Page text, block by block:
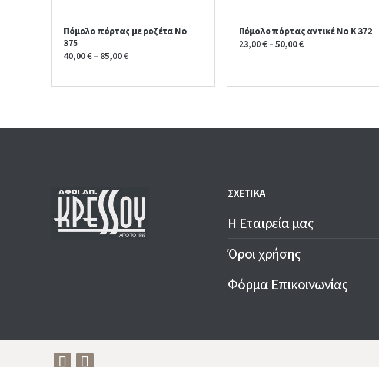
Πόμολο πόρτας με ροζέτα No
375
40,00€ – 85,00€
Πόμολο πόρτας αντικέ No K 372
23,00€– 50,00€
ΣΧΕΤΙΚΑ
Η Εταιρεία μας
Όροι χρήσης
Φόρμα Επικοινωνίας